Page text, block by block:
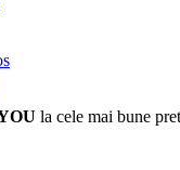
la cele mai bune